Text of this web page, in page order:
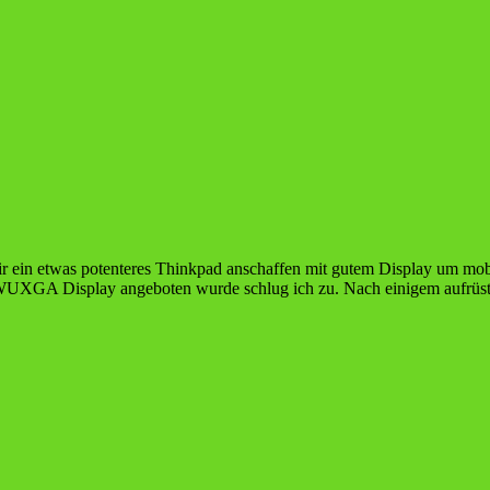
etwas potenteres Thinkpad anschaffen mit gutem Display um
Display angeboten wurde schlug ich zu. Nach einigem